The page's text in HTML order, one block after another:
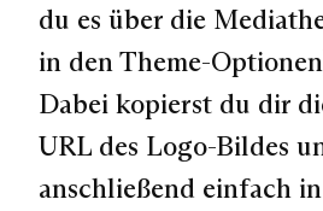
du es über die
in den Theme-
Dabei kopierst du dir
URL des Logo-Bildes
anschließend einfach